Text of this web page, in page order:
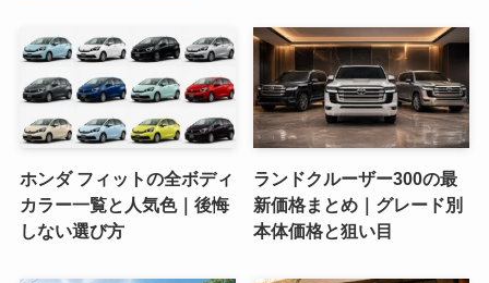
ホンダ フィットの全ボディ
カラー一覧と人気色｜後悔
しない選び方
ランドクルーザー300の最
新価格まとめ｜グレード別
本体価格と狙い目